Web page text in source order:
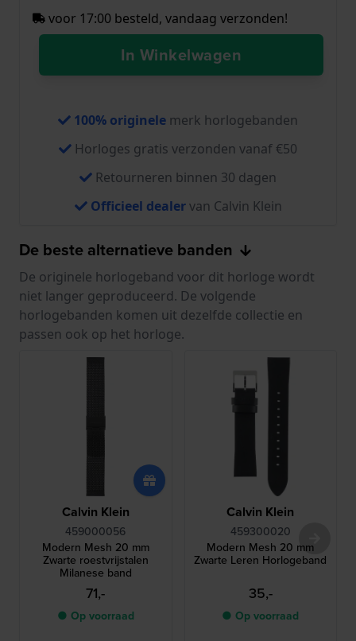
voor 17:00 besteld, vandaag verzonden!
In Winkelwagen
100% originele merk horlogebanden
Horloges gratis verzonden vanaf €50
Retourneren binnen 30 dagen
Officieel dealervan Calvin Klein
De beste alternatieve banden
De originele horlogeband voor dit horloge wordt
niet langer geproduceerd. De volgende
horlogebanden komen uit dezelfde collectie en
passen ook op het horloge.
Calvin Klein
459000056
Modern Mesh 20 mm
Zwarte roestvrijstalen
Milanese band
71,-
● Op voorraad
Calvin Klein
459300020
Modern Mesh 20 mm
Zwarte Leren Horlogeband
35,-
● Op voorraad